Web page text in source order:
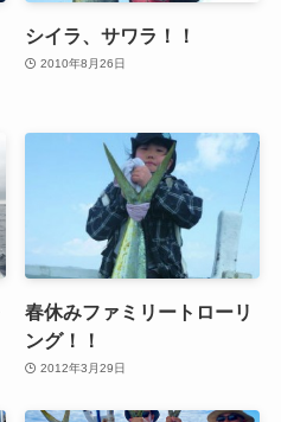
シイラ、サワラ！！
2010年8月26日
春休みファミリートローリ
ング！！
2012年3月29日